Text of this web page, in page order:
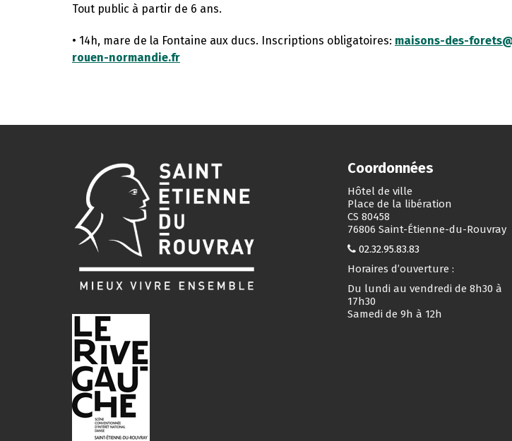
Tout public à partir de 6 ans.
• 14h, mare de la Fontaine aux ducs. Inscriptions obligatoires: maisons-des-
rouen-normandie.fr
Coordonnées
Hôtel de ville
Place de la libération
CS 80458
76806 Saint-Étienne-du-Rouvray
02.32.95.83.83
Horaires d’ouverture :
Du lundi au vendredi de 8h30 à
17h30
Samedi de 9h à 12h